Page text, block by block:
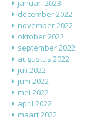
januari 2023
december 2022
november 2022
oktober 2022
september 2022
augustus 2022
juli 2022
juni 2022
mei 2022
april 2022
maart 2022